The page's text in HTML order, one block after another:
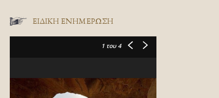
ΕΙΔΙΚΉ ΕΝΗΜΈΡΩΣΗ
1 του 4